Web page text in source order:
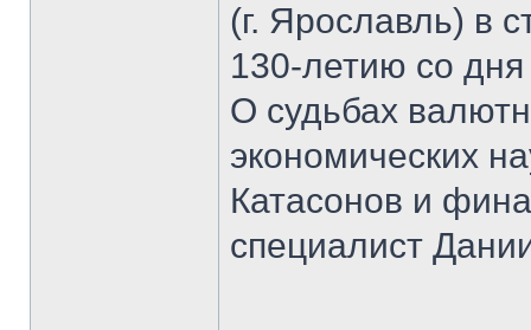
(г. Ярославль) в
130-летию со
О судьбах
экономических
Катасонов и
специалист